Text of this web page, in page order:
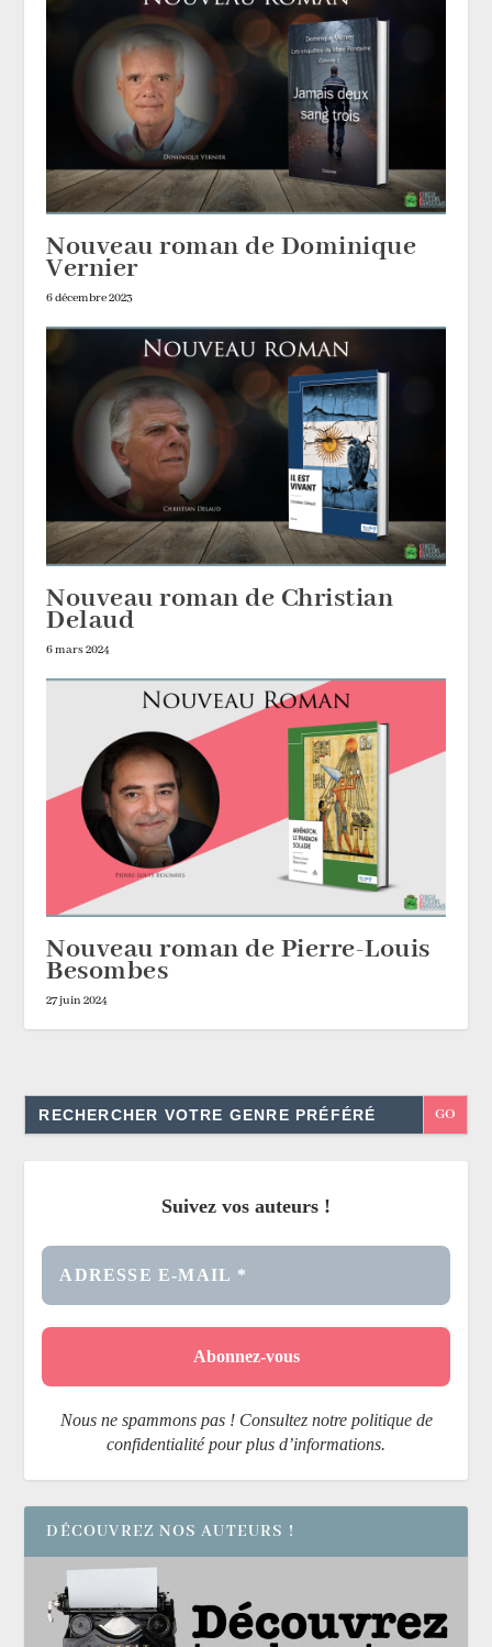
Nouveau roman de Dominique
Vernier
6 décembre 2023
Nouveau roman de Christian
Delaud
6 mars 2024
Nouveau roman de Pierre-Louis
Besombes
27 juin 2024
Search
for:
Suivez vos auteurs !
Nous ne spammons pas ! Consultez notre politique de
confidentialité pour plus d’informations.
DÉCOUVREZ NOS AUTEURS !